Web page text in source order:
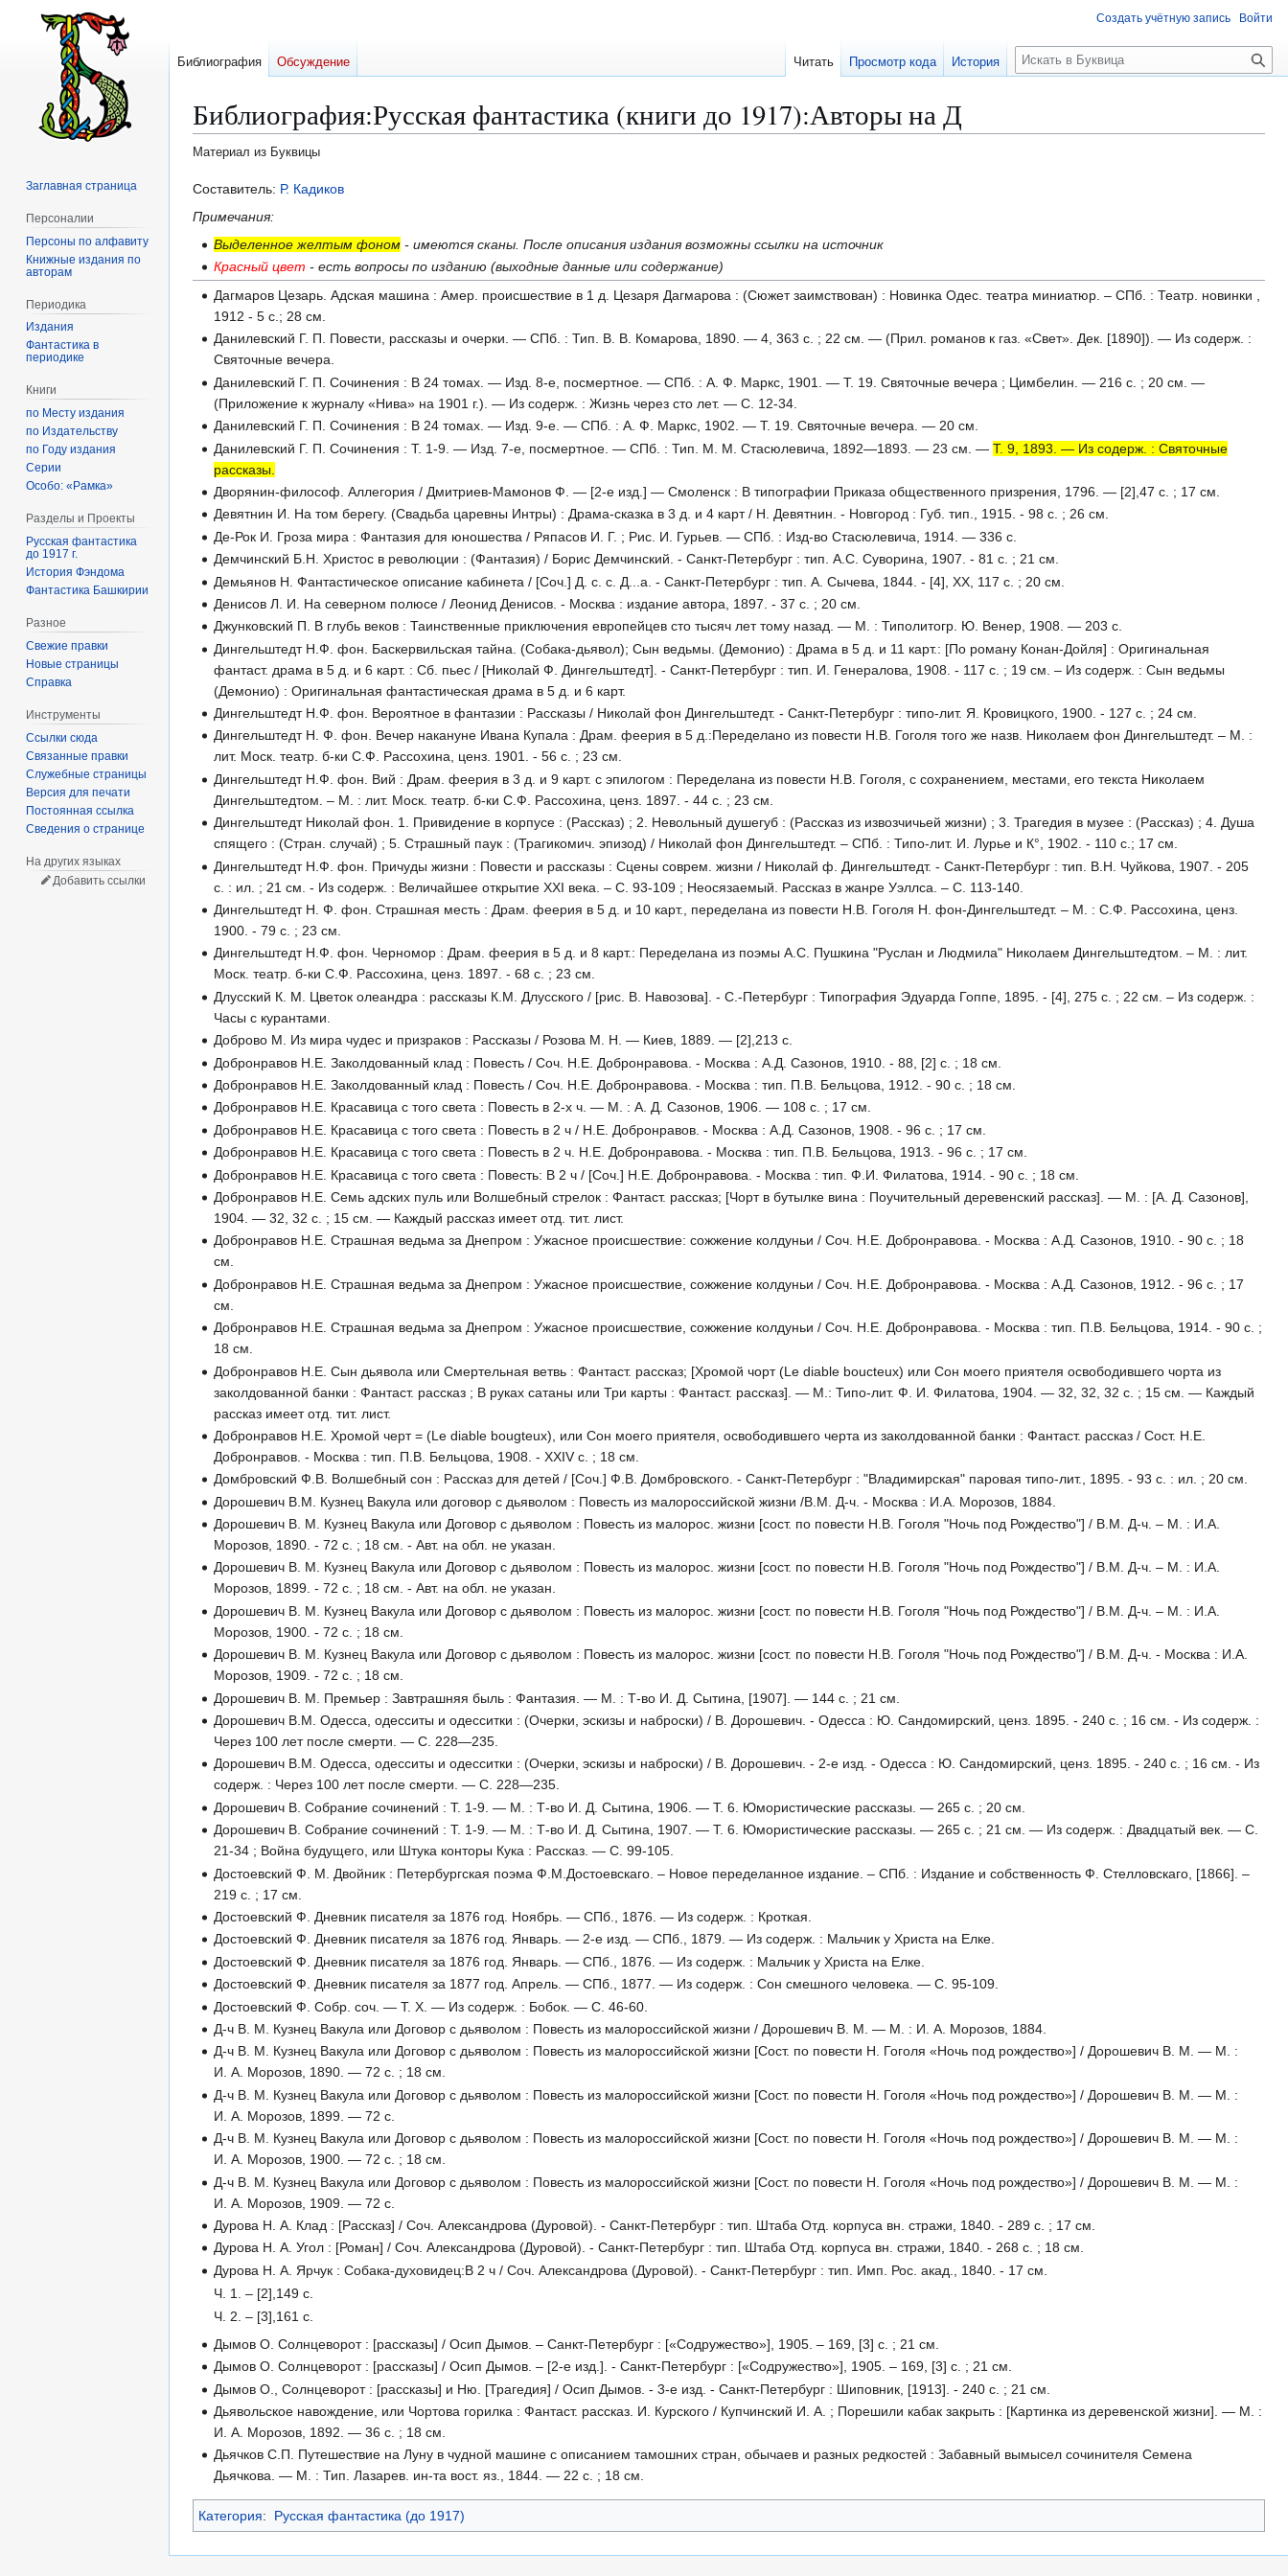
Библиография:Русская фантастика (книги до 1917):Авторы на Д
Материал из Буквицы
Перейти
к
Перейти
к
Составитель: Р. Кадиков
Примечания:
Выделенное желтым фоном - имеются сканы. После описания издания возможны ссылки на источник
Красный цвет - есть вопросы по изданию (выходные данные или содержание)
Дагмаров Цезарь. Адская машина : Амер. происшествие в 1 д. Цезаря Дагмарова : (Сюжет заимствован) : Новинка Одес. театра миниатюр. – СПб. : Театр. новинки ,
1912 - 5 с.; 28 см.
Данилевский Г. П. Повести, рассказы и очерки. — СПб. : Тип. В. В. Комарова, 1890. — 4, 363 с. ; 22 см. — (Прил. романов к газ. «Свет». Дек. [1890]). — Из содерж. :
Святочные вечера.
Данилевский Г. П. Сочинения : В 24 томах. — Изд. 8-е, посмертное. — СПб. : А. Ф. Маркс, 1901. — Т. 19. Святочные вечера ; Цимбелин. — 216 с. ; 20 см. —
(Приложение к журналу «Нива» на 1901 г.). — Из содерж. : Жизнь через сто лет. — С. 12-34.
Данилевский Г. П. Сочинения : В 24 томах. — Изд. 9-е. — СПб. : А. Ф. Маркс, 1902. — Т. 19. Святочные вечера. — 20 см.
Данилевский Г. П. Сочинения : Т. 1-9. — Изд. 7-е, посмертное. — СПб. : Тип. М. М. Стасюлевича, 1892—1893. — 23 см. —Т. 9, 1893. — Из содерж. : Святочные
рассказы.
Дворянин-философ. Аллегория / Дмитриев-Мамонов Ф. — [2-е изд.] — Смоленск : В типографии Приказа общественного призрения, 1796. — [2],47 с. ; 17 см.
Девятнин И. На том берегу. (Свадьба царевны Интры) : Драма-сказка в 3 д. и 4 карт / Н. Девятнин. - Новгород : Губ. тип., 1915. - 98 с. ; 26 см.
Де-Рок И. Гроза мира : Фантазия для юношества / Ряпасов И. Г. ; Рис. И. Гурьев. — СПб. : Изд-во Стасюлевича, 1914. — 336 с.
Демчинский Б.Н. Христос в революции : (Фантазия) / Борис Демчинский. - Санкт-Петербург : тип. А.С. Суворина, 1907. - 81 с. ; 21 см.
Демьянов Н. Фантастическое описание кабинета / [Соч.] Д. с. с. Д...а. - Санкт-Петербург : тип. А. Сычева, 1844. - [4], XX, 117 с. ; 20 см.
Денисов Л. И. На северном полюсе / Леонид Денисов. - Москва : издание автора, 1897. - 37 с. ; 20 см.
Джунковский П. В глубь веков : Таинственные приключения европейцев сто тысяч лет тому назад. — М. : Типолитогр. Ю. Венер, 1908. — 203 с.
Дингельштедт Н.Ф. фон. Баскервильская тайна. (Собака-дьявол); Сын ведьмы. (Демонио) : Драма в 5 д. и 11 карт.: [По роману Конан-Дойля] : Оригинальная
фантаст. драма в 5 д. и 6 карт. : Сб. пьес / [Николай Ф. Дингельштедт]. - Санкт-Петербург : тип. И. Генералова, 1908. - 117 с. ; 19 см. – Из содерж. : Сын ведьмы
(Демонио) : Оригинальная фантастическая драма в 5 д. и 6 карт.
Дингельштедт Н.Ф. фон. Вероятное в фантазии : Рассказы / Николай фон Дингельштедт. - Санкт-Петербург : типо-лит. Я. Кровицкого, 1900. - 127 с. ; 24 см.
Дингельштедт Н. Ф. фон. Вечер накануне Ивана Купала : Драм. феерия в 5 д.:Переделано из повести Н.В. Гоголя того же назв. Николаем фон Дингельштедт. – М. :
лит. Моск. театр. б-ки С.Ф. Рассохина, ценз. 1901. - 56 с. ; 23 см.
Дингельштедт Н.Ф. фон. Вий : Драм. феерия в 3 д. и 9 карт. с эпилогом : Переделана из повести Н.В. Гоголя, с сохранением, местами, его текста Николаем
Дингельштедтом. – М. : лит. Моск. театр. б-ки С.Ф. Рассохина, ценз. 1897. - 44 с. ; 23 см.
Дингельштедт Николай фон. 1. Привидение в корпусе : (Рассказ) ; 2. Невольный душегуб : (Рассказ из извозчичьей жизни) ; 3. Трагедия в музее : (Рассказ) ; 4. Душа
спящего : (Стран. случай) ; 5. Страшный паук : (Трагикомич. эпизод) / Николай фон Дингельштедт. – СПб. : Типо-лит. И. Лурье и К°, 1902. - 110 с.; 17 см.
Дингельштедт Н.Ф. фон. Причуды жизни : Повести и рассказы : Сцены соврем. жизни / Николай ф. Дингельштедт. - Санкт-Петербург : тип. В.Н. Чуйкова, 1907. - 205
с. : ил. ; 21 см. - Из содерж. : Величайшее открытие XXI века. – С. 93-109 ; Неосязаемый. Рассказ в жанре Уэллса. – С. 113-140.
Дингельштедт Н. Ф. фон. Страшная месть : Драм. феерия в 5 д. и 10 карт., переделана из повести Н.В. Гоголя Н. фон-Дингельштедт. – М. : С.Ф. Рассохина, ценз.
1900. - 79 с. ; 23 см.
Дингельштедт Н.Ф. фон. Черномор : Драм. феерия в 5 д. и 8 карт.: Переделана из поэмы А.С. Пушкина "Руслан и Людмила" Николаем Дингельштедтом. – М. : лит.
Моск. театр. б-ки С.Ф. Рассохина, ценз. 1897. - 68 с. ; 23 см.
Длусский К. М. Цветок олеандра : рассказы К.М. Длусского / [рис. В. Навозова]. - С.-Петербург : Типография Эдуарда Гоппе, 1895. - [4], 275 с. ; 22 см. – Из содерж. :
Часы с курантами.
Доброво М. Из мира чудес и призраков : Рассказы / Розова М. Н. — Киев, 1889. — [2],213 с.
Добронравов Н.Е. Заколдованный клад : Повесть / Соч. Н.Е. Добронравова. - Москва : А.Д. Сазонов, 1910. - 88, [2] с. ; 18 см.
Добронравов Н.Е. Заколдованный клад : Повесть / Соч. Н.Е. Добронравова. - Москва : тип. П.В. Бельцова, 1912. - 90 с. ; 18 см.
Добронравов Н.Е. Красавица с того света : Повесть в 2-х ч. — М. : А. Д. Сазонов, 1906. — 108 с. ; 17 см.
Добронравов Н.Е. Красавица с того света : Повесть в 2 ч / Н.Е. Добронравов. - Москва : А.Д. Сазонов, 1908. - 96 с. ; 17 см.
Добронравов Н.Е. Красавица с того света : Повесть в 2 ч. Н.Е. Добронравова. - Москва : тип. П.В. Бельцова, 1913. - 96 с. ; 17 см.
Добронравов Н.Е. Красавица с того света : Повесть: В 2 ч / [Соч.] Н.Е. Добронравова. - Москва : тип. Ф.И. Филатова, 1914. - 90 с. ; 18 см.
Добронравов Н.Е. Семь адских пуль или Волшебный стрелок : Фантаст. рассказ; [Чорт в бутылке вина : Поучительный деревенский рассказ]. — М. : [А. Д. Сазонов],
1904. — 32, 32 с. ; 15 см. — Каждый рассказ имеет отд. тит. лист.
Добронравов Н.Е. Страшная ведьма за Днепром : Ужасное происшествие: сожжение колдуньи / Соч. Н.Е. Добронравова. - Москва : А.Д. Сазонов, 1910. - 90 с. ; 18
см.
Добронравов Н.Е. Страшная ведьма за Днепром : Ужасное происшествие, сожжение колдуньи / Соч. Н.Е. Добронравова. - Москва : А.Д. Сазонов, 1912. - 96 с. ; 17
см.
Добронравов Н.Е. Страшная ведьма за Днепром : Ужасное происшествие, сожжение колдуньи / Соч. Н.Е. Добронравова. - Москва : тип. П.В. Бельцова, 1914. - 90 с. ;
18 см.
Добронравов Н.Е. Сын дьявола или Смертельная ветвь : Фантаст. рассказ; [Хромой чорт (Le diable boucteux) или Сон моего приятеля освободившего чорта из
заколдованной банки : Фантаст. рассказ ; В руках сатаны или Три карты : Фантаст. рассказ]. — М.: Типо-лит. Ф. И. Филатова, 1904. — 32, 32, 32 с. ; 15 см. — Каждый
рассказ имеет отд. тит. лист.
Добронравов Н.Е. Хромой черт = (Le diable bougteux), или Сон моего приятеля, освободившего черта из заколдованной банки : Фантаст. рассказ / Сост. Н.Е.
Добронравов. - Москва : тип. П.В. Бельцова, 1908. - XXIV с. ; 18 см.
Домбровский Ф.В. Волшебный сон : Рассказ для детей / [Соч.] Ф.В. Домбровского. - Санкт-Петербург : "Владимирская" паровая типо-лит., 1895. - 93 с. : ил. ; 20 см.
Дорошевич В.М. Кузнец Вакула или договор с дьяволом : Повесть из малороссийской жизни /В.М. Д-ч. - Москва : И.А. Морозов, 1884.
Дорошевич В. М. Кузнец Вакула или Договор с дьяволом : Повесть из малорос. жизни [сост. по повести Н.В. Гоголя "Ночь под Рождество"] / В.М. Д-ч. – М. : И.А.
Морозов, 1890. - 72 с. ; 18 см. - Авт. на обл. не указан.
Дорошевич В. М. Кузнец Вакула или Договор с дьяволом : Повесть из малорос. жизни [сост. по повести Н.В. Гоголя "Ночь под Рождество"] / В.М. Д-ч. – М. : И.А.
Морозов, 1899. - 72 с. ; 18 см. - Авт. на обл. не указан.
Дорошевич В. М. Кузнец Вакула или Договор с дьяволом : Повесть из малорос. жизни [сост. по повести Н.В. Гоголя "Ночь под Рождество"] / В.М. Д-ч. – М. : И.А.
Морозов, 1900. - 72 с. ; 18 см.
Дорошевич В. М. Кузнец Вакула или Договор с дьяволом : Повесть из малорос. жизни [сост. по повести Н.В. Гоголя "Ночь под Рождество"] / В.М. Д-ч. - Москва : И.А.
Морозов, 1909. - 72 с. ; 18 см.
Дорошевич В. М. Премьер : Завтрашняя быль : Фантазия. — М. : Т-во И. Д. Сытина, [1907]. — 144 с. ; 21 см.
Дорошевич В.М. Одесса, одесситы и одесситки : (Очерки, эскизы и наброски) / В. Дорошевич. - Одесса : Ю. Сандомирский, ценз. 1895. - 240 с. ; 16 см. - Из содерж. :
Через 100 лет после смерти. — С. 228—235.
Дорошевич В.М. Одесса, одесситы и одесситки : (Очерки, эскизы и наброски) / В. Дорошевич. - 2-е изд. - Одесса : Ю. Сандомирский, ценз. 1895. - 240 с. ; 16 см. - Из
содерж. : Через 100 лет после смерти. — С. 228—235.
Дорошевич В. Собрание сочинений : Т. 1-9. — М. : Т-во И. Д. Сытина, 1906. — Т. 6. Юмористические рассказы. — 265 с. ; 20 см.
Дорошевич В. Собрание сочинений : Т. 1-9. — М. : Т-во И. Д. Сытина, 1907. — Т. 6. Юмористические рассказы. — 265 с. ; 21 см. — Из содерж. : Двадцатый век. — С.
21-34 ; Война будущего, или Штука конторы Кука : Рассказ. — С. 99-105.
Достоевский Ф. М. Двойник : Петербургская поэма Ф.М.Достоевскаго. – Новое переделанное издание. – СПб. : Издание и собственность Ф. Стелловскаго, [1866]. –
219 с. ; 17 см.
Достоевский Ф. Дневник писателя за 1876 год. Ноябрь. — СПб., 1876. — Из содерж. : Кроткая.
Достоевский Ф. Дневник писателя за 1876 год. Январь. — 2-е изд. — СПб., 1879. — Из содерж. : Мальчик у Христа на Елке.
Достоевский Ф. Дневник писателя за 1876 год. Январь. — СПб., 1876. — Из содерж. : Мальчик у Христа на Елке.
Достоевский Ф. Дневник писателя за 1877 год. Апрель. — СПб., 1877. — Из содерж. : Сон смешного человека. — С. 95-109.
Достоевский Ф. Собр. соч. — Т. Х. — Из содерж. : Бобок. — С. 46-60.
Д-ч В. М. Кузнец Вакула или Договор с дьяволом : Повесть из малороссийской жизни / Дорошевич В. М. — М. : И. А. Морозов, 1884.
Д-ч В. М. Кузнец Вакула или Договор с дьяволом : Повесть из малороссийской жизни [Сост. по повести Н. Гоголя «Ночь под рождество»] / Дорошевич В. М. — М. :
И. А. Морозов, 1890. — 72 с. ; 18 см.
Д-ч В. М. Кузнец Вакула или Договор с дьяволом : Повесть из малороссийской жизни [Сост. по повести Н. Гоголя «Ночь под рождество»] / Дорошевич В. М. — М. :
И. А. Морозов, 1899. — 72 с.
Д-ч В. М. Кузнец Вакула или Договор с дьяволом : Повесть из малороссийской жизни [Сост. по повести Н. Гоголя «Ночь под рождество»] / Дорошевич В. М. — М. :
И. А. Морозов, 1900. — 72 с. ; 18 см.
Д-ч В. М. Кузнец Вакула или Договор с дьяволом : Повесть из малороссийской жизни [Сост. по повести Н. Гоголя «Ночь под рождество»] / Дорошевич В. М. — М. :
И. А. Морозов, 1909. — 72 с.
Дурова Н. А. Клад : [Рассказ] / Соч. Александрова (Дуровой). - Санкт-Петербург : тип. Штаба Отд. корпуса вн. стражи, 1840. - 289 с. ; 17 см.
Дурова Н. А. Угол : [Роман] / Соч. Александрова (Дуровой). - Санкт-Петербург : тип. Штаба Отд. корпуса вн. стражи, 1840. - 268 с. ; 18 см.
Дурова Н. А. Ярчук : Собака-духовидец:В 2 ч / Соч. Александрова (Дуровой). - Санкт-Петербург : тип. Имп. Рос. акад., 1840. - 17 см.
Ч. 1. – [2],149 с.
Ч. 2. – [3],161 с.
Дымов О. Солнцеворот : [рассказы] / Осип Дымов. – Санкт-Петербург : [«Содружество»], 1905. – 169, [3] с. ; 21 см.
Дымов О. Солнцеворот : [рассказы] / Осип Дымов. – [2-е изд.]. - Санкт-Петербург : [«Содружество»], 1905. – 169, [3] с. ; 21 см.
Дымов О., Солнцеворот : [рассказы] и Ню. [Трагедия] / Осип Дымов. - 3-е изд. - Санкт-Петербург : Шиповник, [1913]. - 240 с. ; 21 см.
Дьявольское навождение, или Чортова горилка : Фантаст. рассказ. И. Курского / Купчинский И. А. ; Порешили кабак закрыть : [Картинка из деревенской жизни]. — М. :
И. А. Морозов, 1892. — 36 с. ; 18 см.
Дьячков С.П. Путешествие на Луну в чудной машине с описанием тамошних стран, обычаев и разных редкостей : Забавный вымысел сочинителя Семена
Дьячкова. — М. : Тип. Лазарев. ин-та вост. яз., 1844. — 22 с. ; 18 см.
Категория: Русская фантастика (до 1917)
Создать учётную запись Войти
Библиография Обсуждение Читать Просмотр кода История
П
о
к
Заглавная страница
Персоналии
Персоны по алфавиту
Книжные издания по
авторам
Периодика
Издания
Фантастика в
периодике
Книги
по Месту издания
по Издательству
по Году издания
Серии
Особо: «Рамка»
Разделы и Проекты
Русская фантастика
до 1917 г.
История Фэндома
Фантастика Башкирии
Разное
Свежие правки
Новые страницы
Справка
Инструменты
Ссылки сюда
Связанные правки
Служебные страницы
Версия для печати
Постоянная ссылка
Сведения о странице
На других языках
Добавить ссылки